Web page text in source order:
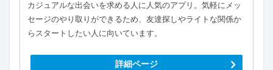
カジュアルな出会いを求める人に人気のアプリ。気軽にメッ
セージのやり取りができるため、友達探しやライトな関係か
らスタートしたい人に向いています。
詳細ページ